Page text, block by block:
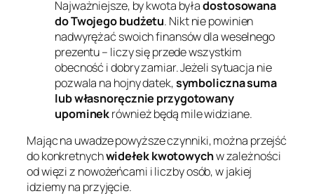
Najważniejsze, by kwota byładostosowana
do Twojego budżetu. Nikt nie powinien
nadwyrężać swoich finansów dla weselnego
prezentu – liczy się przede wszystkim
obecność i dobry zamiar. Jeżeli sytuacja nie
pozwala na hojny datek,symboliczna suma
lub własnoręcznie przygotowany
upominekrównież będą mile widziane.
Mając na uwadze powyższe czynniki, można przejść
do konkretnychwidełek kwotowychw zależności
od więzi z nowożeńcami i liczby osób, w jakiej
idziemy na przyjęcie.